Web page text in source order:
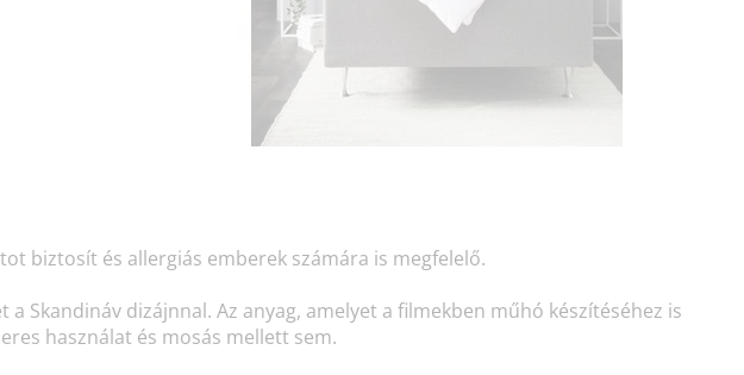
biztosít és allergiás emberek számára is megfelelő.
Skandináv dizájnnal. Az anyag, amelyet a filmekben műhó készítéséhez is
használat és mosás mellett sem.